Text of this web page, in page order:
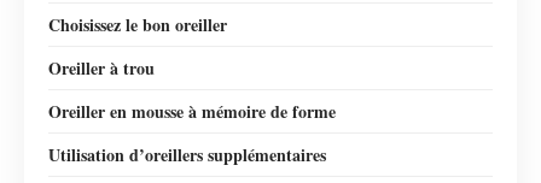
Choisissez le bon oreiller
Oreiller à trou
Oreiller en mousse à mémoire de forme
Utilisation d’oreillers supplémentaires